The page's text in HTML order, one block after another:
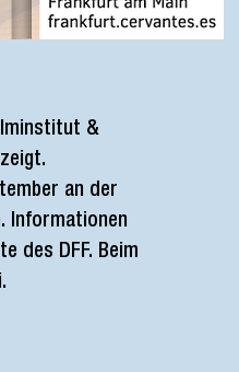
&
an der
Informationen
des DFF. Beim